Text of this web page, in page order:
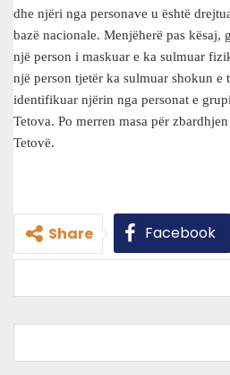
dhe njëri nga personavе u është
bazë nacionale. Menjëherë pas kësaj,
një person i maskuar e ka sulmuar
një person tjetër ka sulmuar shokun e
identifikuar njërin nga personat e
Tetova. Po merren masa për
Tetovë.
Share Facebook